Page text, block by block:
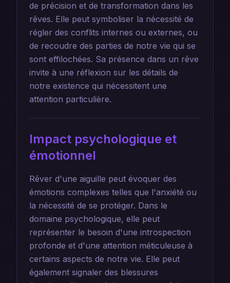
de précision et de transformation dans les
rêves. Elle peut symboliser la nécessité de
régler des conflits internes ou externes, ou
de recoudre des parties de notre vie qui se
sont effilochées. Sa présence dans un rêve
invite à une réflexion sur les détails de
notre existence qui nécessitent une
attention particulière.
Impact psychologique et
émotionnel
Rêver d'une aiguille peut évoquer des
émotions complexes telles que l'anxiété ou
la nécessité de se protéger. Dans le
domaine psychologique, elle peut
représenter le besoin d'une introspection
profonde et d'une attention méticuleuse à
certains aspects de notre vie. Elle peut
également signaler des blessures